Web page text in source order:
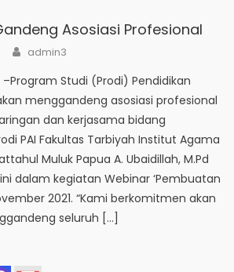
Asosiasi Profesional
Author
admin3
Studi (Prodi) Pendidikan
menggandeng asosiasi profesional
dan kerjasama bidang
PAI Fakultas Tarbiyah Institut Agama
Muluk Papua A. Ubaidillah, M.Pd
dalam kegiatan Webinar ‘Pembuatan
2021. “Kami berkomitmen akan
seluruh […]